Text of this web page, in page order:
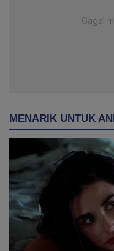
Gagal